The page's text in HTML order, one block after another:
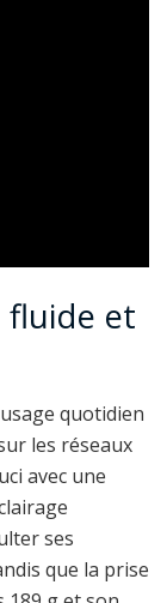
fluide et
quotidien
les réseaux
avec une
ses
que la prise